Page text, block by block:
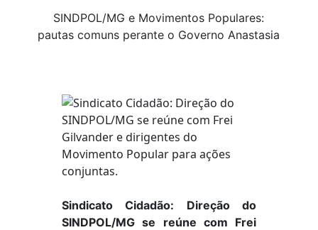
SINDPOL/MG e Movimentos Populares:
pautas comuns perante o Governo Anastasia
Sindicato Cidadão: Direção do
SINDPOL/MG se reúne com Frei